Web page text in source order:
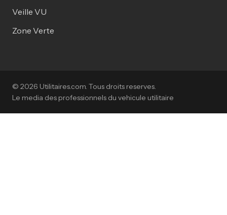
Veille VU
Zone Verte
© 2026 Utilitaires.com. Tous droits reserves.
Le media des professionnels du vehicule utilitaire